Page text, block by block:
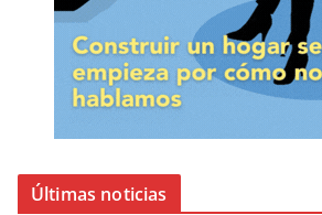
Últimas noticias